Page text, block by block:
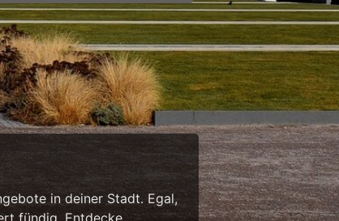
in deiner Stadt. Egal,